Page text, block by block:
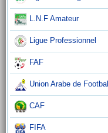
L.N.F Amateur
Ligue Professionnel
FAF
Union Arabe de Football
CAF
FIFA